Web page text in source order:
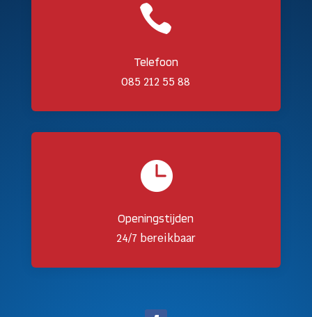

Telefoon
085 212 55 88

Openingstijden
24/7 bereikbaar